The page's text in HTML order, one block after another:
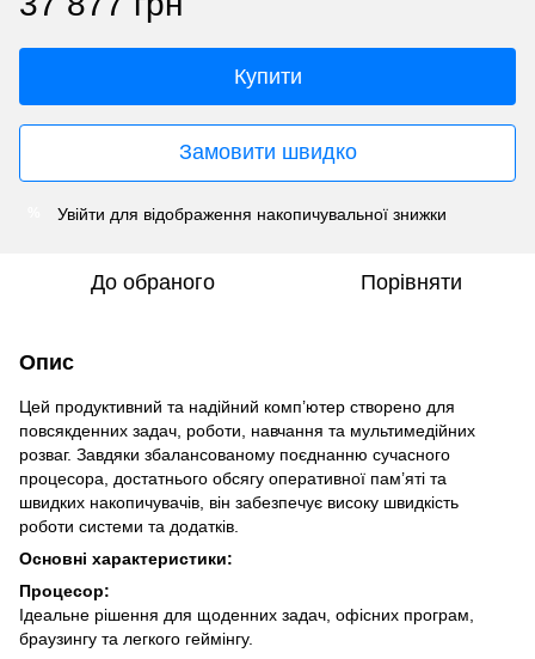
Купити
Замовити швидко
Увійти для відображення накопичувальної знижки
До обраного Порівняти
Опис
Цей продуктивний та надійний комп’ютер створено для
повсякденних задач, роботи, навчання та мультимедійних
розваг. Завдяки збалансованому поєднанню сучасного
процесора, достатнього обсягу оперативної пам’яті та
швидких накопичувачів, він забезпечує високу швидкість
роботи системи та додатків.
Основні характеристики:
Процесор:
Ідеальне рішення для щоденних задач, офісних програм,
браузингу та легкого геймінгу.